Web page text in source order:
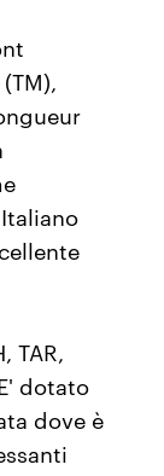
TAR,
dotato
dove è